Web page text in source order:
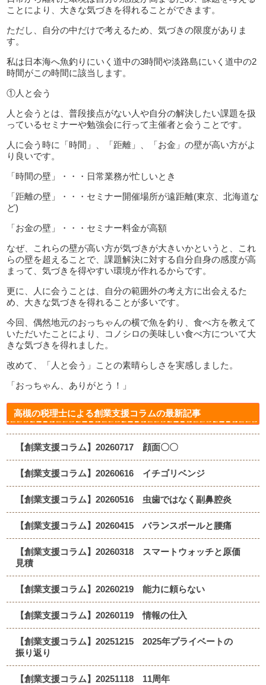
ことにより、大きな気づきを得れることができます。
ただし、自分の中だけで考えるため、気づきの限度がありま
す。
私は日本海へ魚釣りにいく道中の3時間や淡路島にいく道中の2
時間がこの時間に該当します。
①人と会う
人と会うとは、普段接点がない人や自分の解決したい課題を扱
っているセミナーや勉強会に行って主催者と会うことです。
人に会う時に「時間」、「距離」、「お金」の壁が高い方がよ
り良いです。
「時間の壁」・・・日常業務が忙しいとき
「距離の壁」・・・セミナー開催場所が遠距離(東京、北海道な
ど)
「お金の壁」・・・セミナー料金が高額
なぜ、これらの壁が高い方が気づきが大きいかというと、これ
らの壁を超えることで、課題解決に対する自分自身の感度が高
まって、気づきを得やすい環境が作れるからです。
更に、人に会うことは、自分の範囲外の考え方に出会えるた
め、大きな気づきを得れることが多いです。
今回、偶然地元のおっちゃんの横で魚を釣り、食べ方を教えて
いただいたことにより、コノシロの美味しい食べ方について大
きな気づきを得れました。
改めて、「人と会う」ことの素晴らしさを実感しました。
「おっちゃん、ありがとう！」
高槻の税理士による創業支援コラムの最新記事
【創業支援コラム】20260717 顔面〇〇
【創業支援コラム】20260616 イチゴリベンジ
【創業支援コラム】20260516 虫歯ではなく副鼻腔炎
【創業支援コラム】20260415 バランスボールと腰痛
【創業支援コラム】20260318 スマートウォッチと原価
見積
【創業支援コラム】20260219 能力に頼らない
【創業支援コラム】20260119 情報の仕入
【創業支援コラム】20251215 2025年プライベートの
振り返り
【創業支援コラム】20251118 11周年